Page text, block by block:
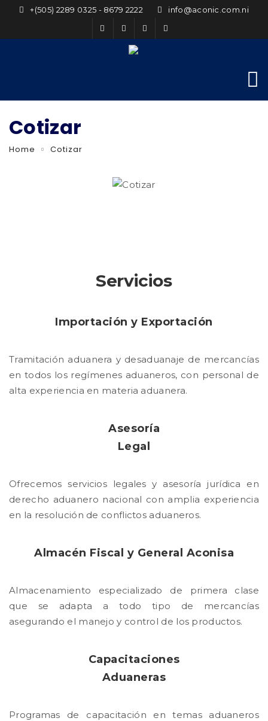
+(505) 2289 0325 - 8679 2222 info@aconic.com.ni
Cotizar
Home Cotizar
Cotizar cotizar
Servicios
Importación y Exportación
Tramitación aduanera y desaduanaje de mercancías
en todos los regímenes aduaneros, con personal de
alta experiencia en materia aduanera.
Asesoría
Legal
Ofrecemos servicios legales y asesoría jurídica en
derecho aduanero nacional con amplia experiencia
en la resolución de conflictos aduaneros.
Almacén Fiscal y General Aconisa
Almacenamiento especializado de primera clase
que se adapta a todo tipo de mercancías
asegurando el manejo y control de los productos.
Capacitaciones
Aduaneras
Programas de capacitación en temas aduaneros